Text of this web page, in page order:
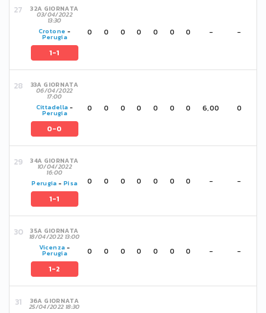
32A GIORNATA
03/04/2022
13:30
Crotone -
Perugia
1-1
0 0 0 0 0 0 0 - -
33A GIORNATA
06/04/2022
17:00
Cittadella -
Perugia
0-0
0 0 0 0 0 0 0 6,00 0
34A GIORNATA
10/04/2022
16:00
Perugia - Pisa
1-1
0 0 0 0 0 0 0 - -
35A GIORNATA
18/04/2022 13:00
Vicenza -
Perugia
1-2
0 0 0 0 0 0 0 - -
36A GIORNATA
25/04/2022 18:30